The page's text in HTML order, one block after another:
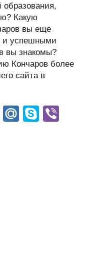
Какую
вы еще
и успешными
вы знакомы?
Кончаров более
сайта в
Li
M
S